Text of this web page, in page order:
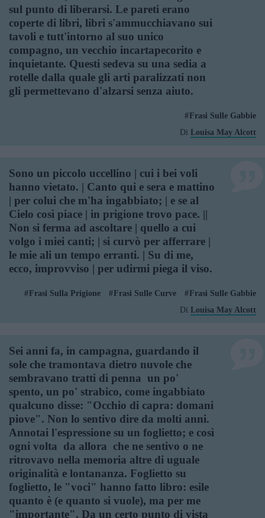
sul punto di liberarsi. Le pareti erano
coperte di libri, libri s'ammucchiavano sui
tavoli e tutt'intorno al suo unico
compagno, un vecchio incartapecorito e
inquietante. Questi sedeva su una sedia a
rotelle dalla quale gli arti paralizzati non
gli permettevano d'alzarsi senza aiuto.
Frasi Sulle Gabbie
Di Louisa May Alcott
Sono un piccolo uccellino | cui i bei voli
hanno vietato. | Canto qui e sera e mattino
| per colui che m'ha ingabbiato; | e se al
Cielo così piace | in prigione trovo pace. ||
Non si ferma ad ascoltare | quello a cui
volgo i miei canti; | si curvò per afferrare |
le mie ali un tempo erranti. | Su di me,
ecco, improvviso | per udirmi piega il viso.
Frasi Sulla Prigione Frasi Sulle Curve
Frasi Sulle Gabbie
Di Louisa May Alcott
Sei anni fa, in campagna, guardando il
sole che tramontava dietro nuvole che
sembravano tratti di penna  un po'
spento, un po' strabico, come ingabbiato 
qualcuno disse: "Occhio di capra: domani
piove". Non lo sentivo dire da molti anni.
Annotai l'espressione su un foglietto; e così
ogni volta  da allora  che ne sentivo o ne
ritrovavo nella memoria altre di uguale
originalità e lontananza. Foglietto su
foglietto, le "voci" hanno fatto libro: esile
quanto è (e quanto si vuole), ma per me
"importante". Da un certo punto di vista